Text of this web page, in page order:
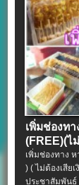
เพิ่มช่องท
(FREE)(ไ
เพิ่มช่องทาง
) ( ไม่ต้องเสี
ประชาสัมพันธ์